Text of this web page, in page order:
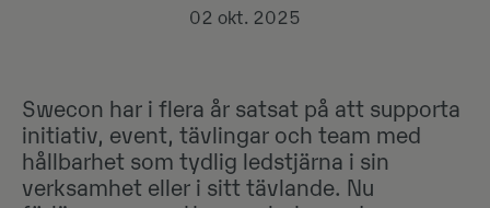
02 okt. 2025
Swecon har i flera år satsat på att supporta
initiativ, event, tävlingar och team med
hållbarhet som tydlig ledstjärna i sin
verksamhet eller i sitt tävlande. Nu